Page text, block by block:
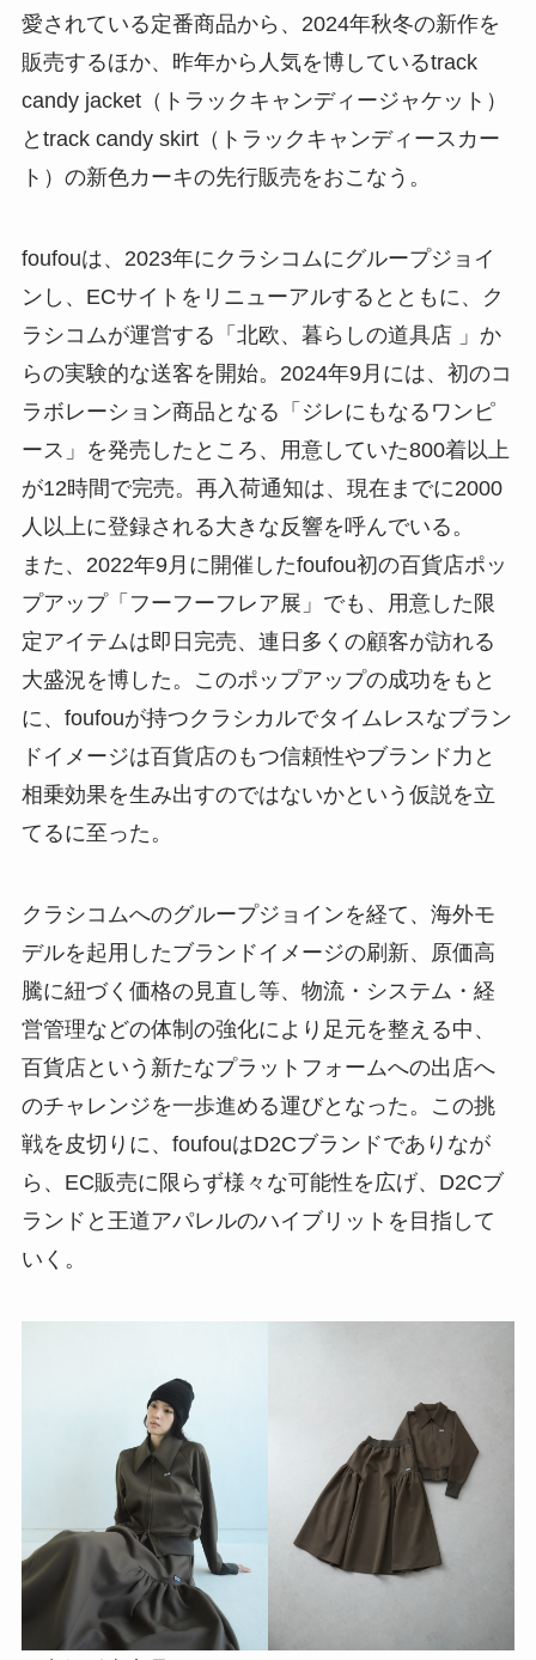
愛されている定番商品から、2024年秋冬の新作を
販売するほか、昨年から人気を博しているtrack
candy jacket（トラックキャンディージャケット）
とtrack candy skirt（トラックキャンディースカー
ト）の新色カーキの先行販売をおこなう。
foufouは、2023年にクラシコムにグループジョイ
ンし、ECサイトをリニューアルするとともに、ク
ラシコムが運営する「北欧、暮らしの道具店 」か
らの実験的な送客を開始。2024年9月には、初のコ
ラボレーション商品となる「ジレにもなるワンピ
ース」を発売したところ、用意していた800着以上
が12時間で完売。再入荷通知は、現在までに2000
人以上に登録される大きな反響を呼んでいる。
また、2022年9月に開催したfoufou初の百貨店ポッ
プアップ「フーフーフレア展」でも、用意した限
定アイテムは即日完売、連日多くの顧客が訪れる
大盛況を博した。このポップアップの成功をもと
に、foufouが持つクラシカルでタイムレスなブラン
ドイメージは百貨店のもつ信頼性やブランド力と
相乗効果を生み出すのではないかという仮説を立
てるに至った。
クラシコムへのグループジョインを経て、海外モ
デルを起用したブランドイメージの刷新、原価高
騰に紐づく価格の見直し等、物流・システム・経
営管理などの体制の強化により足元を整える中、
百貨店という新たなプラットフォームへの出店へ
のチャレンジを一歩進める運びとなった。この挑
戦を皮切りに、foufouはD2Cブランドでありなが
ら、EC販売に限らず様々な可能性を広げ、D2Cブ
ランドと王道アパレルのハイブリットを目指して
いく。